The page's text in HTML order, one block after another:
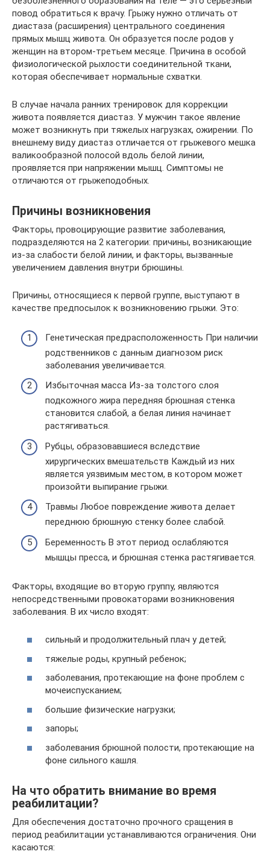
повод обратиться к врачу. Грыжу нужно отличать от
диастаза (расширения) центрального соединения
прямых мышц живота. Он образуется после родов у
женщин на втором-третьем месяце. Причина в особой
физиологической рыхлости соединительной ткани,
которая обеспечивает нормальные схватки.
В случае начала ранних тренировок для коррекции
живота появляется диастаз. У мужчин такое явление
может возникнуть при тяжелых нагрузках, ожирении. По
внешнему виду диастаз отличается от грыжевого мешка
валикообразной полосой вдоль белой линии,
проявляется при напряжении мышц. Симптомы не
отличаются от грыжеподобных.
Причины возникновения
Факторы, провоцирующие развитие заболевания,
подразделяются на 2 категории: причины, возникающие
из-за слабости белой линии, и факторы, вызванные
увеличением давления внутри брюшины.
Причины, относящиеся к первой группе, выступают в
качестве предпосылок к возникновению грыжи. Это:
Генетическая предрасположенность При наличии
родственников с данным диагнозом риск
заболевания увеличивается.
Избыточная масса Из-за толстого слоя
подкожного жира передняя брюшная стенка
становится слабой, а белая линия начинает
растягиваться.
Рубцы, образовавшиеся вследствие
хирургических вмешательств Каждый из них
является уязвимым местом, в котором может
произойти выпирание грыжи.
Травмы Любое повреждение живота делает
переднюю брюшную стенку более слабой.
Беременность В этот период ослабляются
мышцы пресса, и брюшная стенка растягивается.
Факторы, входящие во вторую группу, являются
непосредственными провокаторами возникновения
заболевания. В их число входят:
сильный и продолжительный плач у детей;
тяжелые роды, крупный ребенок;
заболевания, протекающие на фоне проблем с
мочеиспусканием;
большие физические нагрузки;
запоры;
заболевания брюшной полости, протекающие на
фоне сильного кашля.
На что обратить внимание во время
реабилитации?
Для обеспечения достаточно прочного сращения в
период реабилитации устанавливаются ограничения. Они
касаются: